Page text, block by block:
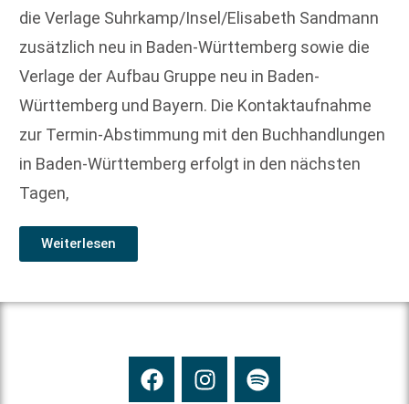
die Verlage Suhrkamp/Insel/Elisabeth Sandmann
zusätzlich neu in Baden-Württemberg sowie die
Verlage der Aufbau Gruppe neu in Baden-
Württemberg und Bayern. Die Kontaktaufnahme
zur Termin-Abstimmung mit den Buchhandlungen
in Baden-Württemberg erfolgt in den nächsten
Tagen,
Weiterlesen